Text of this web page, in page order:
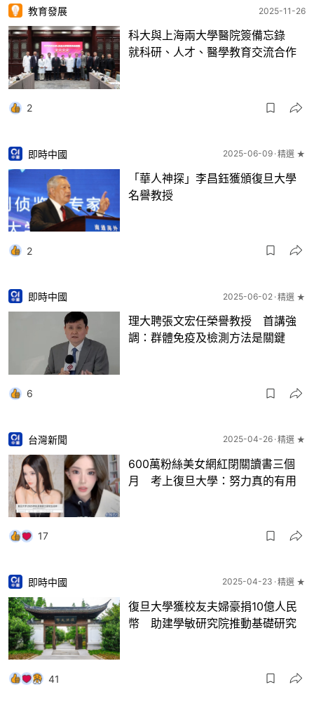
教育發展 2025-11-26
科大與上海兩大學醫院簽備忘錄
就科研、人才、醫學教育交流合作
2
即時中國 2025-06-09 精選 ★
「華人神探」李昌鈺獲頒復旦大學
名譽教授
2
即時中國 2025-06-02 精選 ★
理大聘張文宏任榮譽教授 首講強
調：群體免疫及檢測方法是關鍵
6
台灣新聞 2025-04-26 精選 ★
600萬粉絲美女網紅閉關讀書三個
月 考上復旦大學：努力真的有用
17
即時中國 2025-04-23 精選 ★
復旦大學獲校友夫婦豪捐10億人民
幣 助建學敏研究院推動基礎研究
41